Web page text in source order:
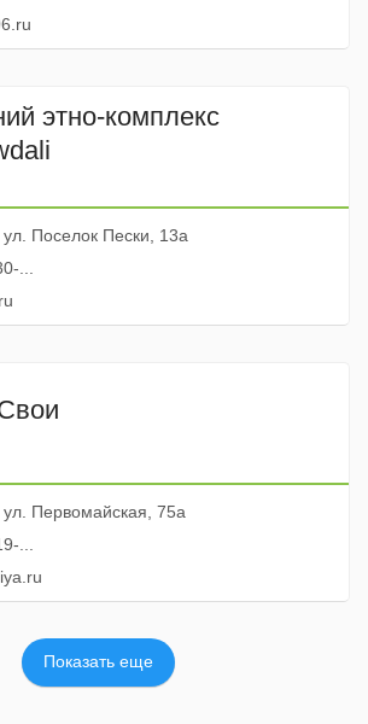
этно-комплекс
ул. Поселок Пески, 13а
...
ул. Первомайская, 75а
...
Показать еще